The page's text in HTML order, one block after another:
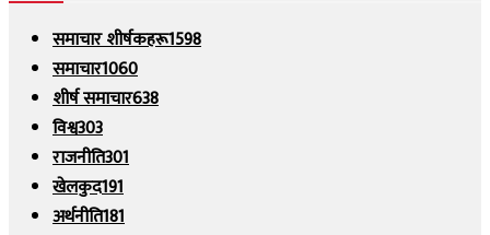
समाचार शीर्षकहरू1598
समाचार1060
शीर्ष समाचार638
विश्व303
राजनीति301
खेलकुद191
अर्थनीति181